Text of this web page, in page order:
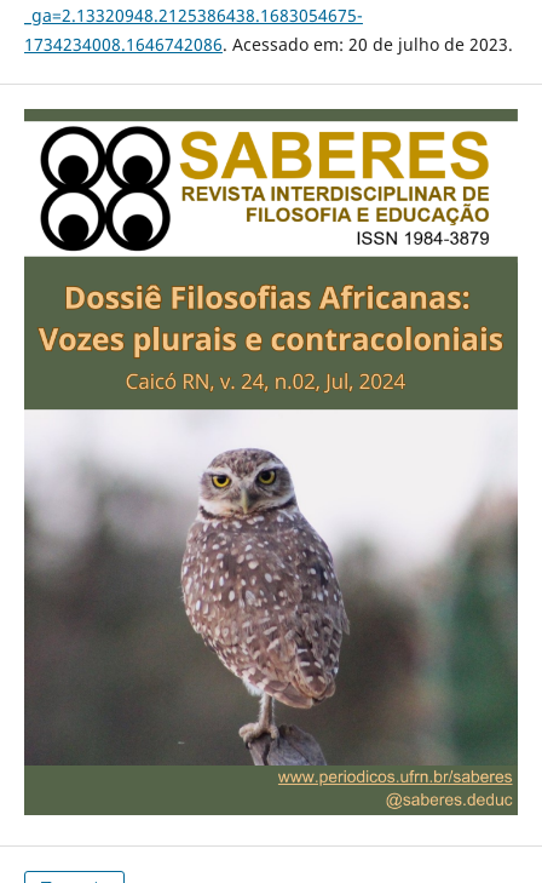
_ga=2.13320948.2125386438.1683054675-
1734234008.1646742086. Acessado em: 20 de julho de 2023.